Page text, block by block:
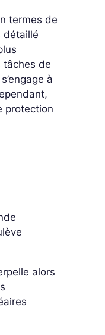
termes de
détaillé
tâches de
à
protection
alors